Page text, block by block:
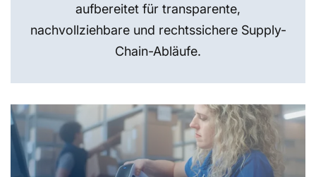
aufbereitet für transparente,
nachvollziehbare und rechtssichere Supply-
Chain-Abläufe.